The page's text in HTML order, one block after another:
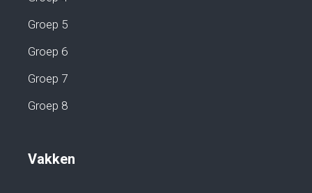
Groep 5
Groep 6
Groep 7
Groep 8
Vakken